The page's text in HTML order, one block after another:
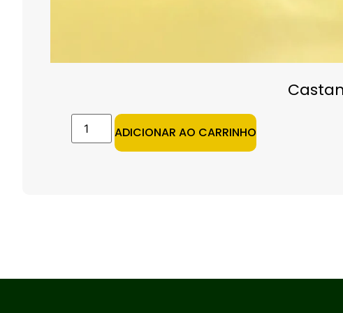
ADICIONAR AO CARRINHO